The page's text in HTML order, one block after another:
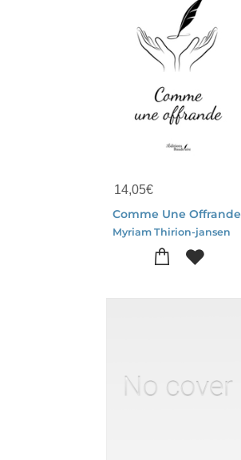
14,05€
Comme Une Offrande
Myriam Thirion-jansen